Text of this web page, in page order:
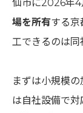
仙市に2026年4
場を所有する京
工できるのは同
まずは小規模
は自社設備で